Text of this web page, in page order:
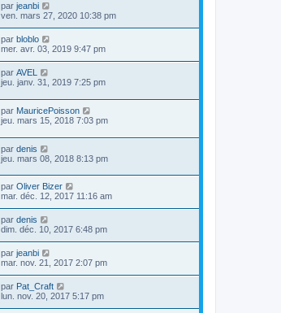
par jeanbi
ven. mars 27, 2020 10:38 pm
par bloblo
mer. avr. 03, 2019 9:47 pm
par AVEL
jeu. janv. 31, 2019 7:25 pm
par MauricePoisson
jeu. mars 15, 2018 7:03 pm
par denis
jeu. mars 08, 2018 8:13 pm
par Oliver Bizer
mar. déc. 12, 2017 11:16 am
par denis
dim. déc. 10, 2017 6:48 pm
par jeanbi
mar. nov. 21, 2017 2:07 pm
par Pat_Craft
lun. nov. 20, 2017 5:17 pm